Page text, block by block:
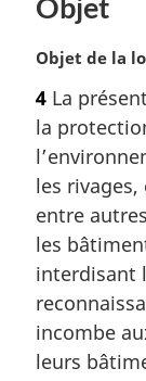
r
i
a
e
:
Objet
N
t
e
m
a
g
i
n
a
l
e
:
Objet de la
4 La
la
les
entre
les
interdisant
incombe
leurs